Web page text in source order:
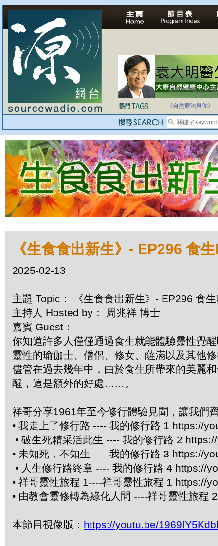
自家教育合法化-
《自然療法與你》
《生食食出新生》- EP296 食
2025-02-13
主題 Topic： 《生食食出新生》- EP296 食
主持人 Hosted by： 周兆祥 博士
嘉賓 Guest：
你知道許多人僅僅通過食生就能體驗靈性覺
靈性的瑜伽士、僧侶、修女、薩滿以及其他
儘管在過去幾年中，由於食生所帶來的美麗
醒，這是額外的好處……。
祥哥分享1961年至今修行體驗見聞，讓我們
• 我走上了修行路 ---- 我的修行路 1 https://
• 破生死精采活此生 ---- 我的修行路 2
• 未知死，不知生 ---- 我的修行路 3 https://
• 人生修行路終章 ---- 我的修行路 4 https://
• 祥哥靈性旅程 1----祥哥靈性旅程 1 https://
• 由教會靈修轉為綠化人間 ----祥哥靈性旅程
本節目視像版： https://youtu.be/